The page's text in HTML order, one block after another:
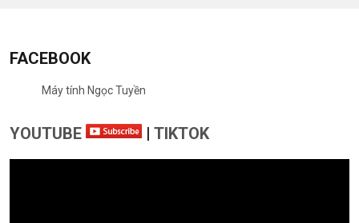
FACEBOOK
Máy tính Ngọc Tuyền
YOUTUBE | TIKTOK